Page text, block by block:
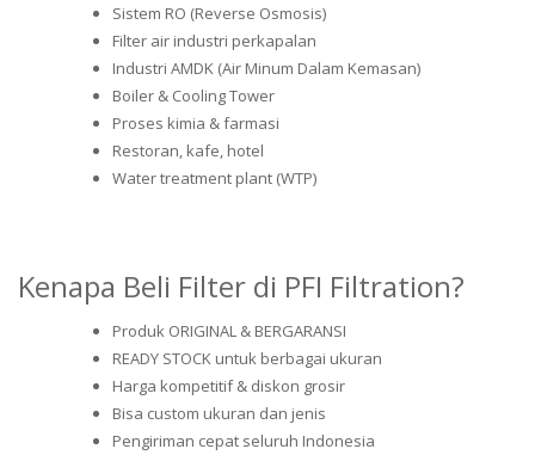
Sistem RO (Reverse Osmosis)
Filter air industri perkapalan
Industri AMDK (Air Minum Dalam Kemasan)
Boiler & Cooling Tower
Proses kimia & farmasi
Restoran, kafe, hotel
Water treatment plant (WTP)
Kenapa Beli Filter di PFI Filtration?
Produk ORIGINAL & BERGARANSI
READY STOCK untuk berbagai ukuran
Harga kompetitif & diskon grosir
Bisa custom ukuran dan jenis
Pengiriman cepat seluruh Indonesia